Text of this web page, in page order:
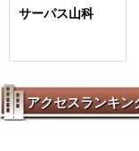
サーパス山科
アクセスランキン